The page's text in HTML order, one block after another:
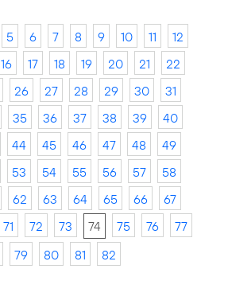
5 6 7 8 9 10 11
12
16 17 18 19 20 21
22
26 27 28 29 30
31
35 36 37 38 39
40
44 45 46 47 48
49
53 54 55 56 57
58
62 63 64 65 66
67
71 72 73 74 75 76
77
79 80 81 82